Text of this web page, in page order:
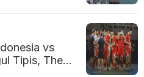
vs
Tipis, The